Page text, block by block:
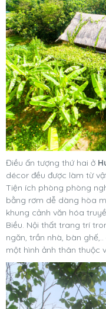
Điều ấn tượng thứ hai ở
décor đều được làm từ
Tiện ích phòng phòng
bằng rơm dễ dàng hòa
khung cảnh văn hóa
Biều. Nội thất trang trí
ngăn, trần nhà, bàn
một hình ảnh thân thuộc